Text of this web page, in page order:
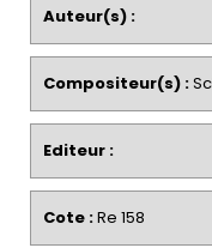
Auteur(s) :
Compositeur(s) :
Editeur :
Cote :Re 158